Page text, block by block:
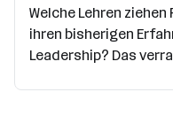
Welche Lehren
ihren bisherigen
Leadership? Das